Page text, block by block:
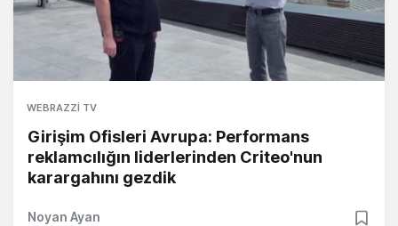
WEBRAZZI TV
Girişim Ofisleri Avrupa: Performans
reklamcılığın liderlerinden Criteo'nun
karargahını gezdik
Noyan Ayan